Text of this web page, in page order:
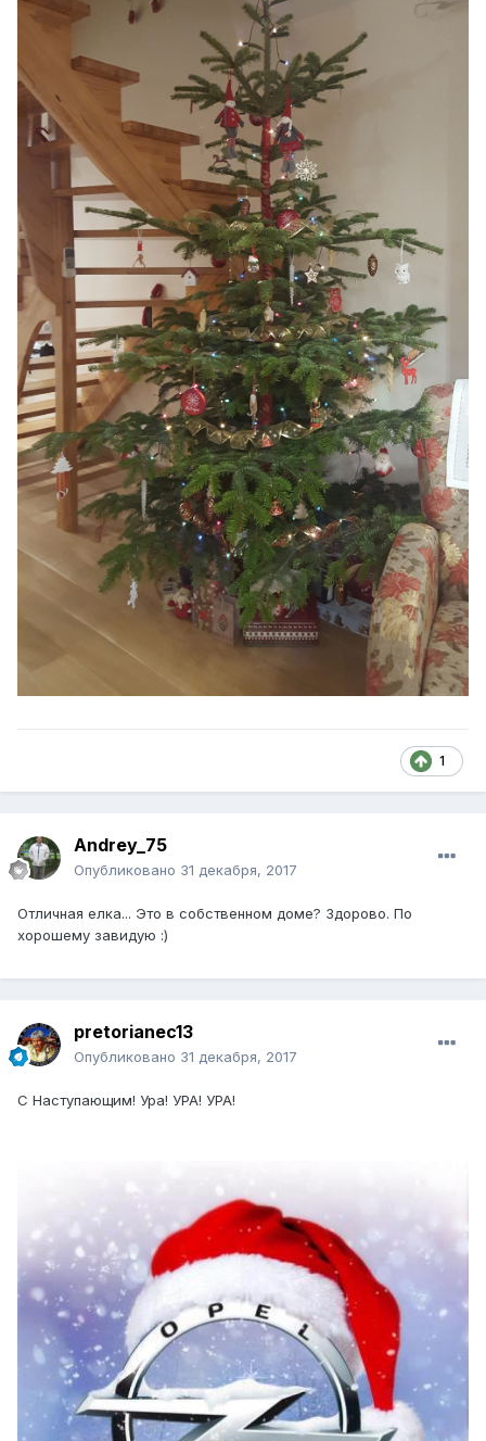
1
Andrey_75
Опубликовано 31 декабря, 2017
Отличная елка... Это в собственном доме? Здорово. По
хорошему завидую :)
pretorianec13
Опубликовано 31 декабря, 2017
С Наступающим! Ура! УРА! УРА!